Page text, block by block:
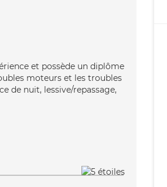
et possède un diplôme
moteurs et les troubles
de nuit, lessive/repassage,